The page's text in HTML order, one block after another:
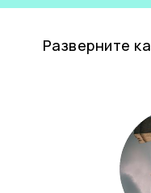
Разверните